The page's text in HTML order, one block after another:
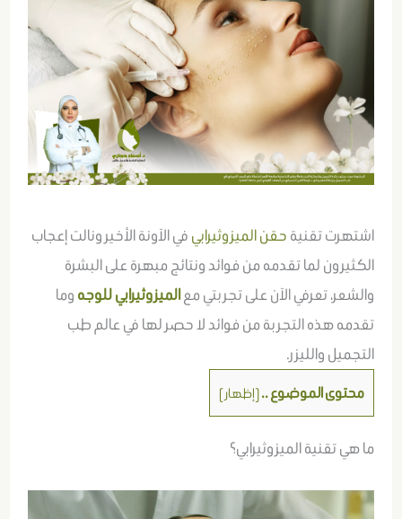
اشتهرت تقنية حقن الميزوثيرابي في الآونة الأخير ونالت إعجاب
الكثيرون لما تقدمه من فوائد ونتائج مبهرة على البشرة
والشعر، تعرفي الآن على تجربتي معالميزوثيرابي للوجه وما
تقدمه هذه التجربة من فوائد لا حصر لها في عالم طب
التجميل والليزر.
محتوى الموضوع ..[إظهار]
ما هي تقنية الميزوثيرابي؟